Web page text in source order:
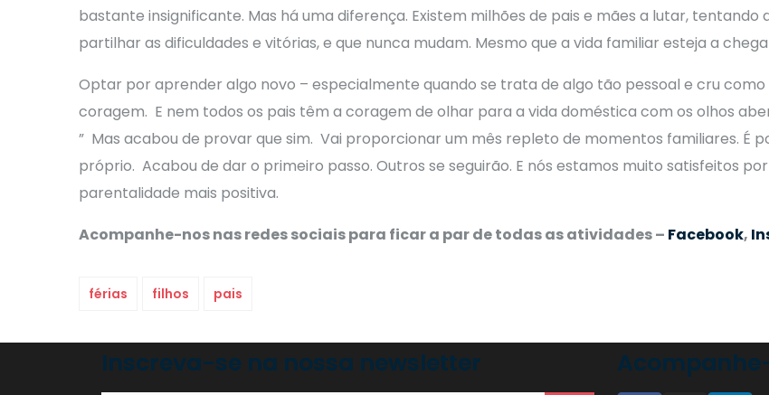
bastante insignificante. Mas há uma diferença. Existem milhões de pais e mães a lutar,
partilhar as dificuldades e vitórias, e que nunca mudam. Mesmo que a vida familiar esteja a
Optar por aprender algo novo – especialmente quando se trata de algo tão pessoal e cru
coragem. E nem todos os pais têm a coragem de olhar para a vida doméstica com os olhos
” Mas acabou de provar que sim. Vai proporcionar um mês repleto de momentos familiares. É
próprio. Acabou de dar o primeiro passo. Outros se seguirão. E nós estamos muito satisfeitos
parentalidade mais positiva.
Acompanhe-nos nas redes sociais para ficar a par de todas as atividades – Facebook,
férias filhos pais
Inscreva-se na nossa newsletter